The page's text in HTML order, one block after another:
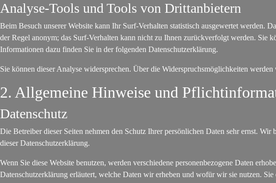
Analyse-Tools und Tools von Drittanbietern
Beim Besuch unserer Website kann Ihr Surf-Verhalten statistisch ausgewertet werden.
der Regel anonym; das Surf-Verhalten kann nicht zu Ihnen zurückverfolgt werden. Sie
Informationen dazu finden Sie in der folgenden Datenschutzerklärung.
Sie können dieser Analyse widersprechen. Über die Widerspruchsmöglichkeiten
2. Allgemeine Hinweise und
Datenschutz
Die Betreiber dieser Seiten nehmen den Schutz Ihrer persönlichen Daten sehr ernst.
dieser Datenschutzerklärung.
Wenn Sie diese Website benutzen, werden verschiedene personenbezogene Daten
Datenschutzerklärung erläutert, welche Daten wir erheben und wofür wir sie nutzen.